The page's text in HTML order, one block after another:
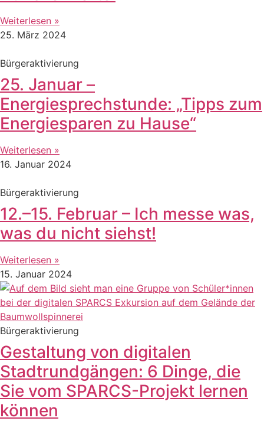
Weiterlesen »
25. März 2024
Bürgeraktivierung
25. Januar –
Energiesprechstunde: „Tipps zum
Energiesparen zu Hause“
Weiterlesen »
16. Januar 2024
Bürgeraktivierung
12.–15. Februar – Ich messe was,
was du nicht siehst!
Weiterlesen »
15. Januar 2024
Bürgeraktivierung
Gestaltung von digitalen
Stadtrundgängen: 6 Dinge, die
Sie vom SPARCS-Projekt lernen
können